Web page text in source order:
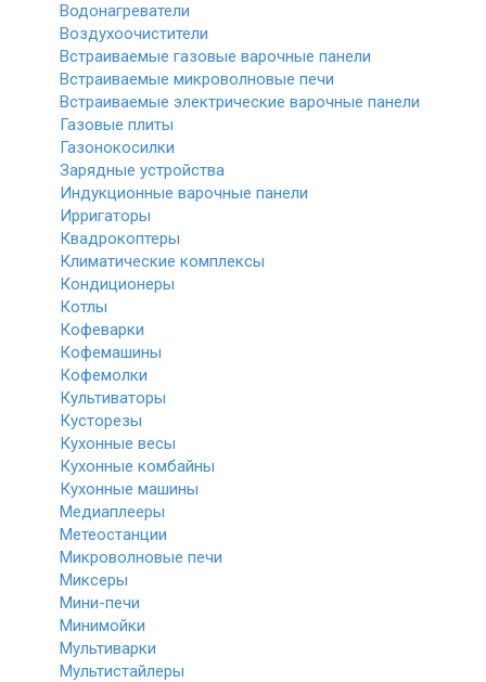
Водонагреватели
Воздухоочистители
Встраиваемые газовые варочные панели
Встраиваемые микроволновые печи
Встраиваемые электрические варочные панели
Газовые плиты
Газонокосилки
Зарядные устройства
Индукционные варочные панели
Ирригаторы
Квадрокоптеры
Климатические комплексы
Кондиционеры
Котлы
Кофеварки
Кофемашины
Кофемолки
Культиваторы
Кусторезы
Кухонные весы
Кухонные комбайны
Кухонные машины
Медиаплееры
Метеостанции
Микроволновые печи
Миксеры
Мини-печи
Минимойки
Мультиварки
Мультистайлеры